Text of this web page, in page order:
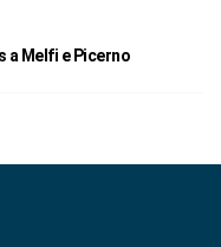
a Melfi e Picerno